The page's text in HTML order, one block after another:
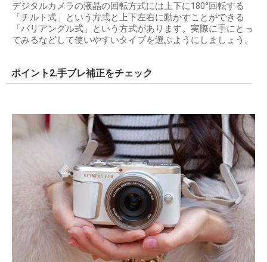
デジタルカメラの液晶の回転方式には上下に180°回転する
「チルト式」という方式と上下左右に動かすことができる
「バリアングル式」という方式があります。実際に手にとっ
てみるなどして使いやすいタイプを選ぶようにしましょう。
ポイント2.手ブレ補正をチェック